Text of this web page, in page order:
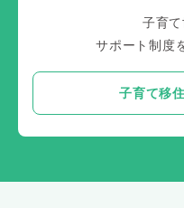
子育
サポート制度
子育て移